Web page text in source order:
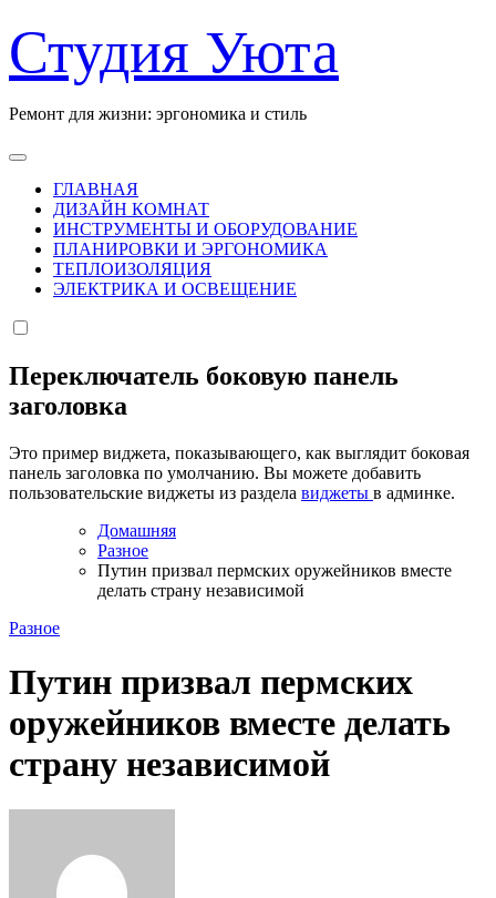
к
содержанию
Студия Уюта
Ремонт для жизни: эргономика и стиль
ГЛАВНАЯ
ДИЗАЙН КОМНАТ
ИНСТРУМЕНТЫ И ОБОРУДОВАНИЕ
ПЛАНИРОВКИ И ЭРГОНОМИКА
ТЕПЛОИЗОЛЯЦИЯ
ЭЛЕКТРИКА И ОСВЕЩЕНИЕ
Переключатель боковую панель
заголовка
Это пример виджета, показывающего, как выглядит боковая
панель заголовка по умолчанию. Вы можете добавить
пользовательские виджеты из раздела виджеты в админке.
Домашняя
Разное
Путин призвал пермских оружейников вместе
делать страну независимой
Разное
Путин призвал пермских
оружейников вместе делать
страну независимой